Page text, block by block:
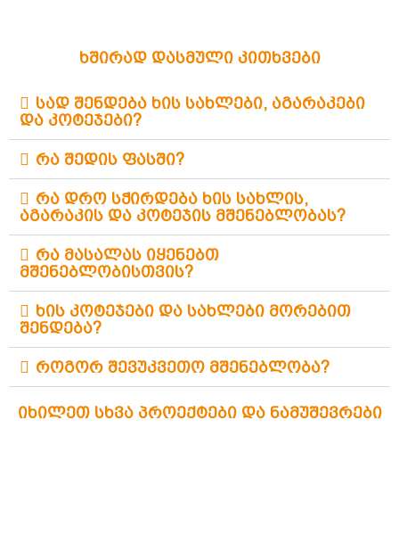
ხშირად დასმული კითხვები
სად შენდება ხის სახლები, აგარაკები
და კოტეჯები?
რა შედის ფასში?
რა დრო სჭირდება ხის სახლის,
აგარაკის და კოტეჯის მშენებლობას?
რა მასალას იყენებთ
მშენებლობისთვის?
ხის კოტეჯები და სახლები მორებით
შენდება?
როგორ შევუკვეთო მშენებლობა?
იხილეთ სხვა პროექტები და ნამუშევრები